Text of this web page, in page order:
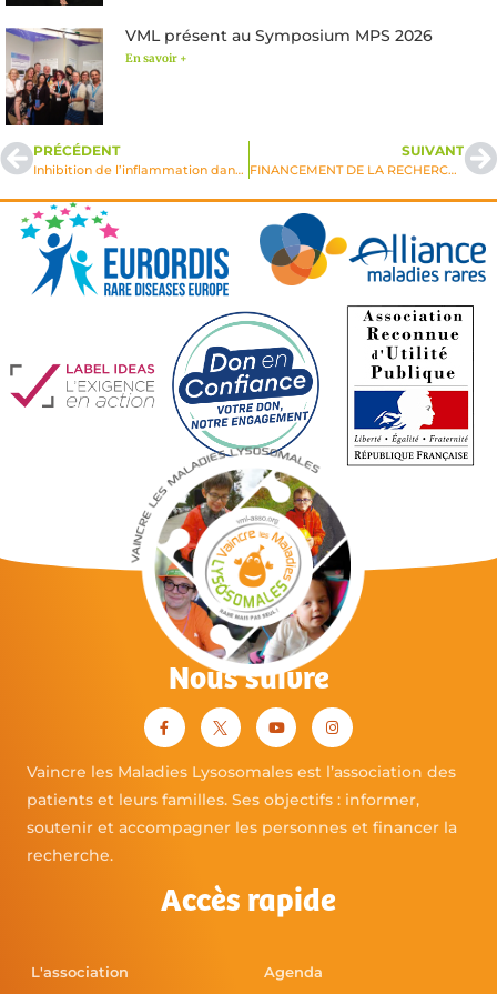
VML présent au Symposium MPS 2026
En savoir +
PRÉCÉDENT
Inhibition de l’inflammation dans la MPS III – Sanfilippo
SUIVANT
FINANCEMENT DE LA RECHERCHE 2020, UNE GRANDE PREMIERE POUR VML !
Nous suivre
Vaincre les Maladies Lysosomales est l’association des
patients et leurs familles. Ses objectifs : informer,
soutenir et accompagner les personnes et financer la
recherche.
Accès rapide
L'association Agenda